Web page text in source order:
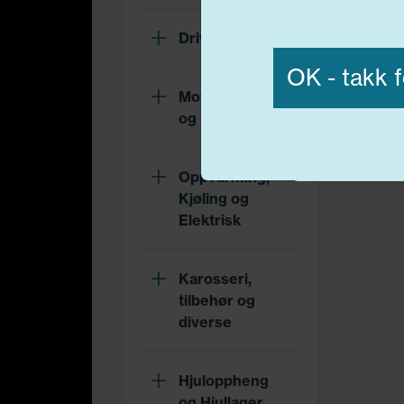
Drivverk
Motor, Drivstoff
og Eksos
Oppvarming,
Kjøling og
Elektrisk
Karosseri,
tilbehør og
diverse
Hjuloppheng
OK - takk